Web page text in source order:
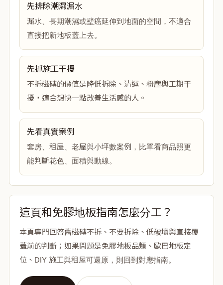
先排除潮濕漏水
漏水、長期潮濕或壁癌延伸到地面的空間，不適合
直接把新地板蓋上去。
先抓施工干擾
不拆磁磚的價值是降低拆除、清運、粉塵與工期干
擾，適合想快一點改善生活感的人。
先看真實案例
套房、租屋、老屋與小坪數案例，比單看商品照更
能判斷花色、面積與動線。
這頁和免膠地板指南怎麼分工？
本頁專門回答舊磁磚不拆、不要拆除、低破壞與直接覆
蓋前的判斷；如果問題是免膠地板品類、歐巴地板定
位、DIY 施工與租屋可還原，則回到對應指南。